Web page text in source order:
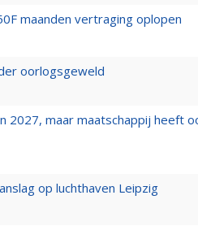
maanden vertraging oplopen
oorlogsgeweld
2027, maar maatschappij heeft
op luchthaven Leipzig